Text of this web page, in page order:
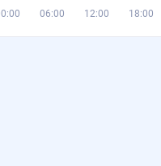
06:00 12:00 18:00